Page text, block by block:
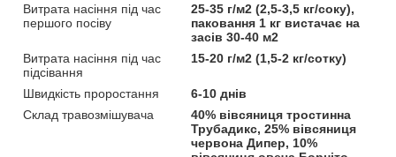
Витрата насіння під час
першого посіву
25-35 г/м2 (2,5-3,5 кг/соку),
паковання 1 кг вистачає на
засів 30-40 м2
Витрата насіння під час
підсівання
15-20 г/м2 (1,5-2 кг/сотку)
Швидкість проростання
6-10 днів
Склад травозмішувача
40% вівсяниця тростинна
Трубадикс, 25% вівсяниця
червона Дипер, 10%